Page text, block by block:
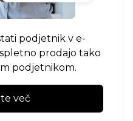
podjetnik v e-
prodajo tako
podjetnikom.
več